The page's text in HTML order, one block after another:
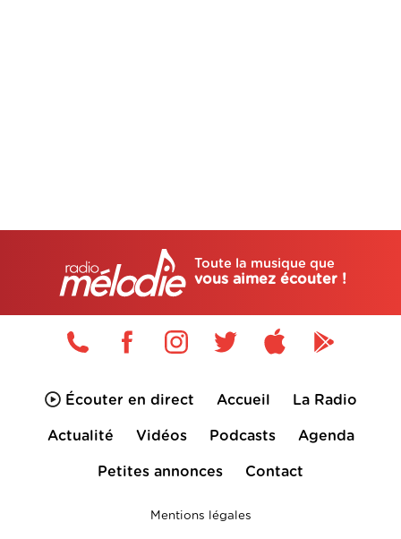
Toute la musique que
vous aimez écouter !
Écouter en direct Accueil La Radio
Actualité Vidéos Podcasts Agenda
Petites annonces Contact
Mentions légales